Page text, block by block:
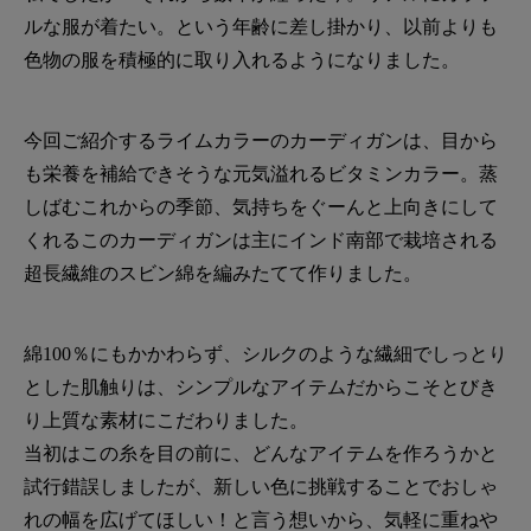
ルな服が着たい。という年齢に差し掛かり、以前よりも
色物の服を積極的に取り入れるようになりました。
今回ご紹介するライムカラーのカーディガンは、目から
も栄養を補給できそうな元気溢れるビタミンカラー。蒸
しばむこれからの季節、気持ちをぐーんと上向きにして
くれるこのカーディガンは主にインド南部で栽培される
超長繊維のスビン綿を編みたてて作りました。
綿100％にもかかわらず、シルクのような繊細でしっとり
とした肌触りは、シンプルなアイテムだからこそとびき
り上質な素材にこだわりました。
当初はこの糸を目の前に、どんなアイテムを作ろうかと
試行錯誤しましたが、新しい色に挑戦することでおしゃ
れの幅を広げてほしい！と言う想いから、気軽に重ねや